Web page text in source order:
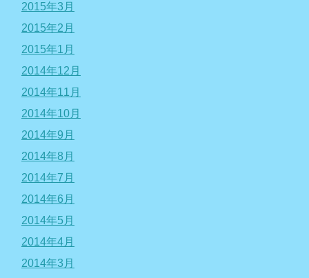
2015年3月
2015年2月
2015年1月
2014年12月
2014年11月
2014年10月
2014年9月
2014年8月
2014年7月
2014年6月
2014年5月
2014年4月
2014年3月